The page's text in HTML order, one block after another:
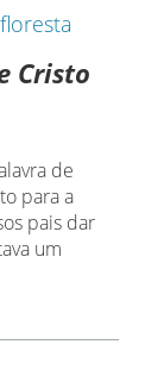
Cristo
de
para a
pais dar
um